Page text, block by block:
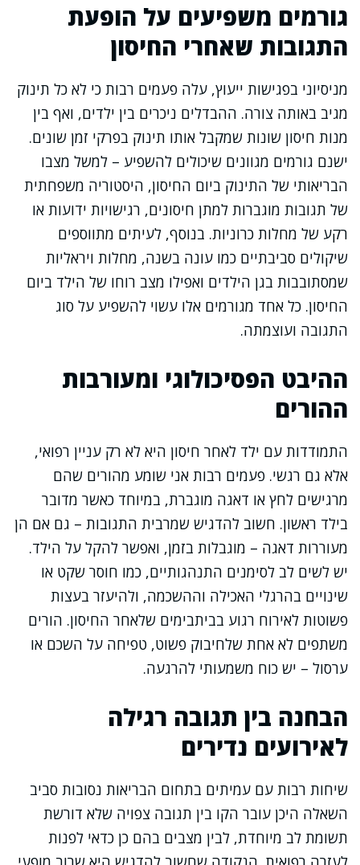
גורמים משפיעים על הופעת
התגובות שאחרי החיסון
מניסיוני בפגישות ייעוץ, עלה פעמים רבות כי לא כל תינוק
מגיב באותה צורה. ההבדלים ניכרים בין ילדים, ואף בין
מנות חיסון שונות שמקבל אותו תינוק בפרקי זמן שונים.
ישנם גורמים מגוונים שיכולים להשפיע – למשל מצבו
הבריאותי של התינוק ביום החיסון, היסטוריה משפחתית
של תגובות מוגברות למתן חיסונים, רגישויות ידועות או
רקע של מחלות כרוניות. בנוסף, לעיתים מתווספים
שיקולים סביבתיים כמו עונה בשנה, מחלות ויראליות
שמסתובבות בגן הילדים ואפילו מצב רוחו של הילד ביום
החיסון. כל אחד מגורמים אלו עשוי להשפיע על סוג
התגובה ועוצמתה.
ההיבט הפסיכולוגי ומעורבות
ההורים
התמודדות עם ילד לאחר חיסון היא לא רק עניין רפואי,
אלא גם רגשי. פעמים רבות אני שומע מהורים שהם
מרגישים לחץ או דאגה מוגברת, במיוחד כאשר מדובר
בילד ראשון. חשוב להדגיש שמרבית התגובות – גם אם הן
מעוררות דאגה – מוגבלות בזמן, ואפשר להקל על הילד.
יש לשים לב לסימנים התנהגותיים, כמו חוסר שקט או
שינויים בהרגלי האכילה וההשכמה, ולהיעזר בעצות
פשוטות לאירוח רגוע בביתבימים שלאחר החיסון. הורים
משתפים לא אחת שלחיבוק פשוט, טפיחה על השכם או
ערסול – יש כוח משמעותי להרגעה.
הבחנה בין תגובה רגילה
לאירועים נדירים
שיחות רבות עם עמיתים בתחום הבריאות נסובות סביב
השאלה היכן עובר הקו בין תגובה צפויה שלא דורשת
תשומת לב מיוחדת, לבין מצבים בהם כן כדאי לפנות